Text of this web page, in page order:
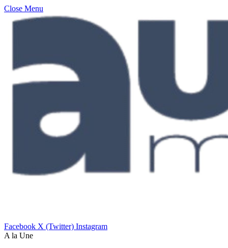
Close Menu
Facebook X (Twitter) Instagram
A la Une